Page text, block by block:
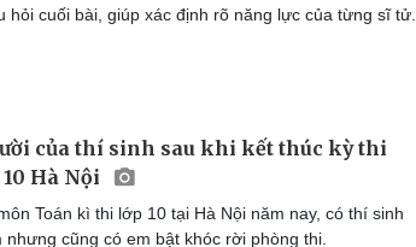
hỏi cuối bài, giúp xác định rõ năng lực của từng sĩ tử.
của thí sinh sau khi kết thúc kỳ thi
Hà Nội
Toán kì thi lớp 10 tại Hà Nội năm nay, có thí sinh
cũng có em bật khóc rời phòng thi.